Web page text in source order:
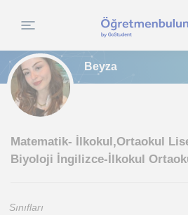
Beyza
Matematik- İlkokul,Ortaokul
Biyoloji İngilizce-İlkokul
Sınıfları